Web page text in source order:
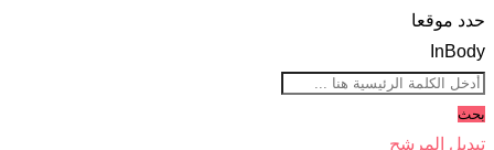
حدد موقعا
InBody
بحث
تبديل المرشح